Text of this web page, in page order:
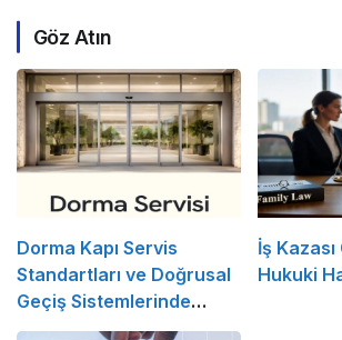
Göz Atın
Dorma Kapı Servis
Standartları ve Doğrusal
Geçiş Sistemlerinde
Koruyucu Bakım
İş
Hukuki